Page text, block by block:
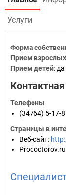
Услуги
Форма
Прием взрослых
Прием детей: да
Телефоны
(34764) 5-17-
Страницы в
Веб-сайт:
Prodoctorov.ru